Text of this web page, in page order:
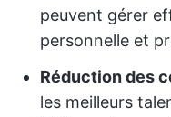
peuvent gérer
personnelle et
Réduction des
les meilleurs